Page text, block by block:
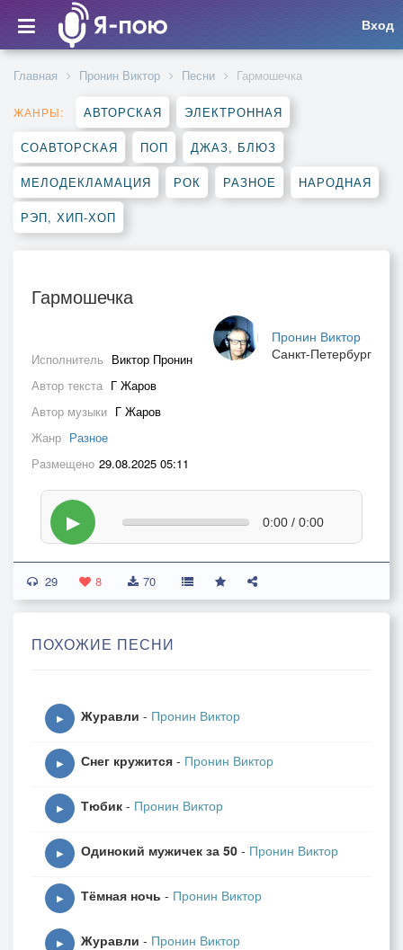
Вход
Главная Пронин Виктор Песни Гармошечка
ЖАНРЫ: АВТОРСКАЯ ЭЛЕКТРОННАЯ
СОАВТОРСКАЯ ПОП ДЖАЗ, БЛЮЗ
МЕЛОДЕКЛАМАЦИЯ РОК РАЗНОЕ НАРОДНАЯ
РЭП, ХИП-ХОП
Гармошечка
Пронин Виктор
Санкт-Петербург
Исполнитель Виктор Пронин
Автор текста Г Жаров
Автор музыки Г Жаров
Жанр Разное
Размещено 29.08.2025 05:11
▶ 0:00 / 0:00
29 8 70
ПОХОЖИЕ ПЕСНИ
▶ Журавли - Пронин Виктор
▶ Снег кружится - Пронин Виктор
▶ Тюбик - Пронин Виктор
▶ Одинокий мужичек за 50 - Пронин Виктор
▶ Тёмная ночь - Пронин Виктор
▶ Журавли - Пронин Виктор